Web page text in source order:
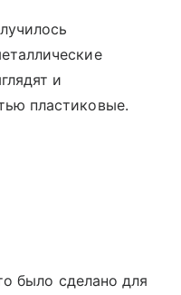
и
пластиковые.
было сделано для